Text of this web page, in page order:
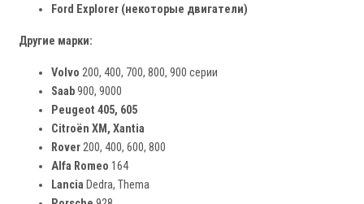
Ford Explorer (некоторые двигатели)
Другие марки:
Volvo 200, 400, 700, 800, 900 серии
Saab900, 9000
Peugeot 405, 605
Citroën XM, Xantia
Rover200, 400, 600, 800
Alfa Romeo 164
Lancia Dedra, Thema